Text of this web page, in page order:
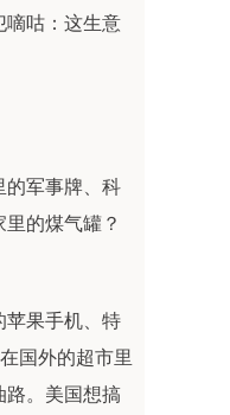
嘀咕：这生意
的军事牌、科
的煤气罐？
苹果手机、特
国外的超市里
路。美国想搞